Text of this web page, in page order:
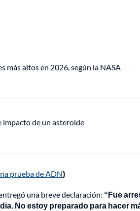
más altos en 2026, según la NASA
impacto de un asteroide
prueba de ADN)
una breve declaración: “Fue
No estoy preparado para hacer